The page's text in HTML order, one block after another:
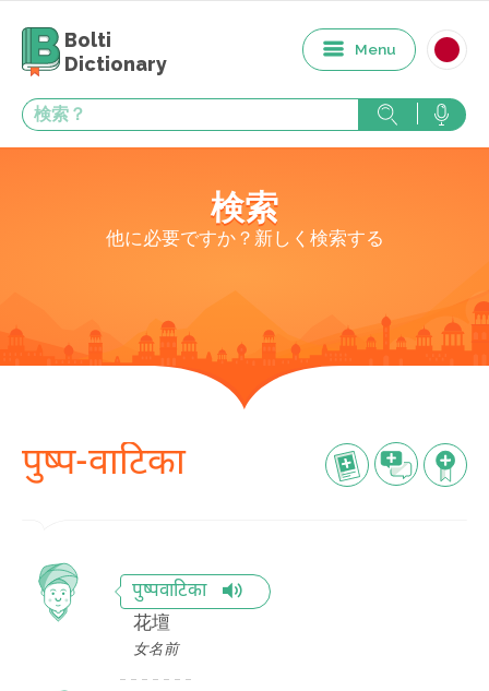
Bolti
Dictionary
Menu
検索
他に必要ですか？新しく検索する
पुष्प-वाटिका
पुष्पवाटिका
花壇
女名前